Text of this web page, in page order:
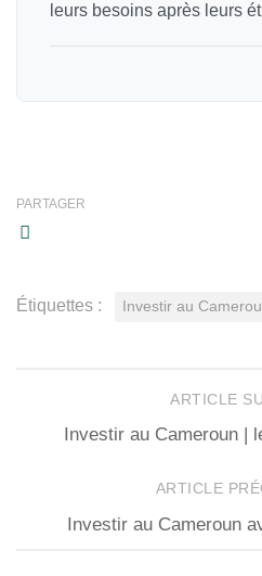
leurs besoins après leurs
PARTAGER
Étiquettes : Investir au
ARTICLE
Investir au Cameroun |
ARTICLE
Investir au Cameroun